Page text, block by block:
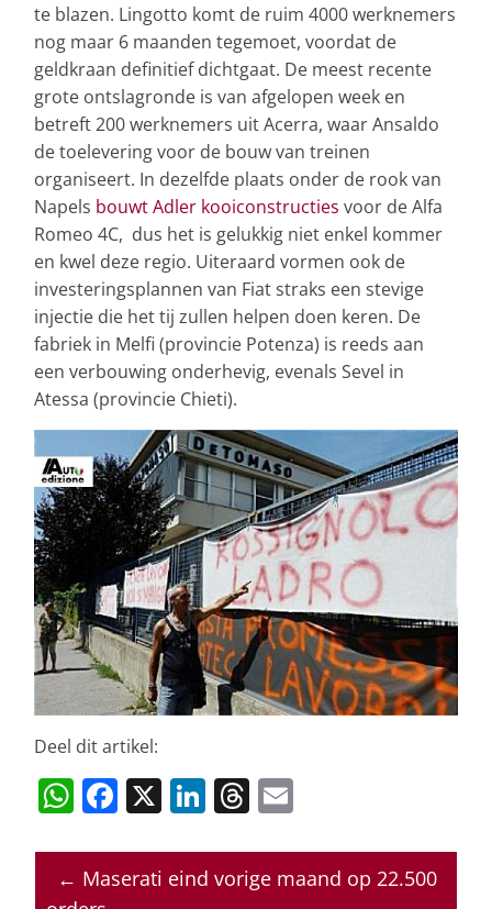
te blazen. Lingotto komt de ruim 4000 werknemers
nog maar 6 maanden tegemoet, voordat de
geldkraan definitief dichtgaat. De meest recente
grote ontslagronde is van afgelopen week en
betreft 200 werknemers uit Acerra, waar Ansaldo
de toelevering voor de bouw van treinen
organiseert. In dezelfde plaats onder de rook van
Napels bouwt Adler kooiconstructies voor de Alfa
Romeo 4C, dus het is gelukkig niet enkel kommer
en kwel deze regio. Uiteraard vormen ook de
investeringsplannen van Fiat straks een stevige
injectie die het tij zullen helpen doen keren. De
fabriek in Melfi (provincie Potenza) is reeds aan
een verbouwing onderhevig, evenals Sevel in
Atessa (provincie Chieti).
Deel dit artikel:
W
at
F
c
X Li
k
T
re ai
← Maserati eind vorige maand op 22.500